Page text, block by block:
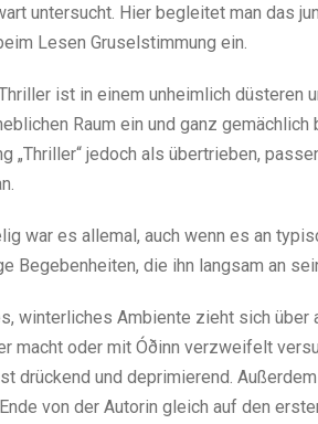
untersucht. Hier begleitet man das
Lesen Gruselstimmung ein.
ist in einem unheimlich düsteren
Raum ein und ganz
„Thriller“ jedoch als übertrieben,
war es allemal, auch wenn es an
Begebenheiten, die ihn langsam an
winterliches Ambiente zieht sich
macht oder mit Óðinn verzweifelt
drückend und deprimierend.
von der Autorin gleich auf den